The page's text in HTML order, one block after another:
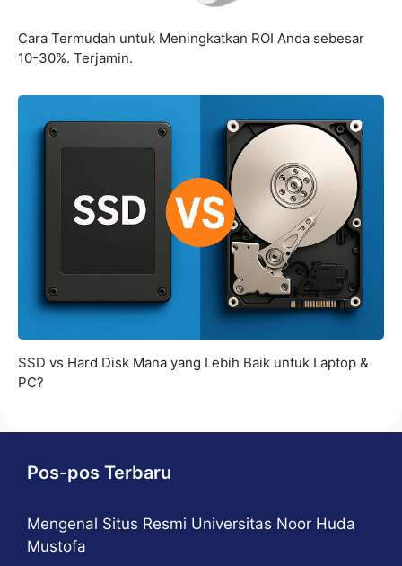
Cara Termudah untuk Meningkatkan ROI Anda sebesar
10-30%. Terjamin.
SSD vs Hard Disk Mana yang Lebih Baik untuk Laptop &
PC?
Pos-pos Terbaru
Mengenal Situs Resmi Universitas Noor Huda
Mustofa